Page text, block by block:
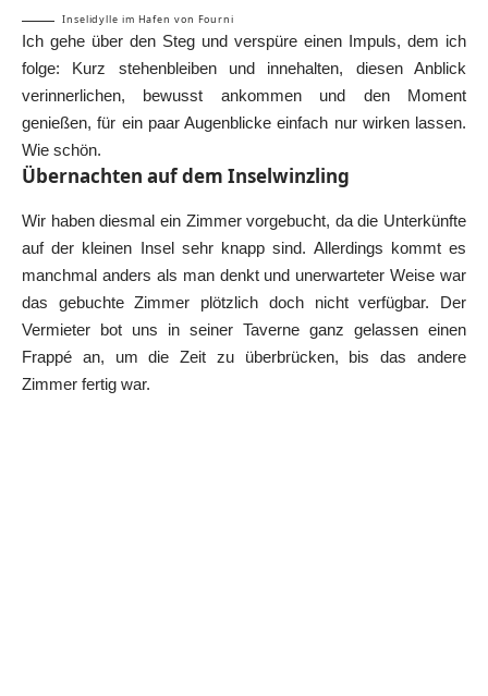
Inselidylle im Hafen von Fourni
Ich gehe über den Steg und verspüre einen Impuls, dem ich
folge: Kurz stehenbleiben und innehalten, diesen Anblick
verinnerlichen, bewusst ankommen und den Moment
genießen, für ein paar Augenblicke einfach nur wirken lassen.
Wie schön.
Übernachten auf dem Inselwinzling
Wir haben diesmal ein Zimmer vorgebucht, da die Unterkünfte
auf der kleinen Insel sehr knapp sind. Allerdings kommt es
manchmal anders als man denkt und unerwarteter Weise war
das gebuchte Zimmer plötzlich doch nicht verfügbar. Der
Vermieter bot uns in seiner Taverne ganz gelassen einen
Frappé an, um die Zeit zu überbrücken, bis das andere
Zimmer fertig war.